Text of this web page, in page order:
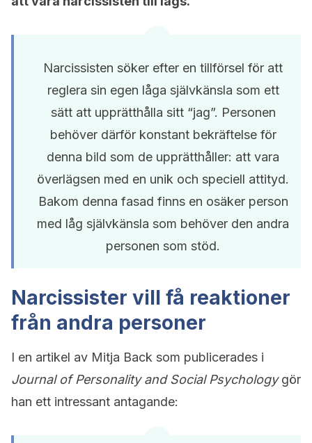
Narcissisten söker efter en tillförsel för att
reglera sin egen låga självkänsla som ett
sätt att upprätthålla sitt “jag”. Personen
behöver därför konstant bekräftelse för
denna bild som de upprätthåller: att vara
överlägsen med en unik och speciell attityd.
Bakom denna fasad finns en osäker person
med låg självkänsla som behöver den andra
personen som stöd.
Narcissister vill få reaktioner
från andra personer
I en artikel av Mitja Back som publicerades i
Journal of Personality and Social Psychologygör
han ett intressant antagande: